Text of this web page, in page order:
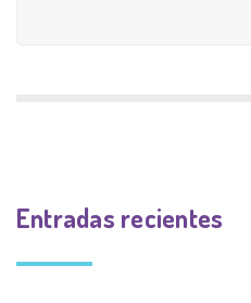
Entradas recientes